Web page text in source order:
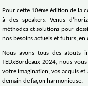
Pour cette 10ème édition de la
à des speakers. Venus
méthodes et solutions pour
nos besoins actuels et futurs, en
Nous avons tous des atouts
TEDxBordeaux 2024, nous
votre imagination, vos acquis
demain de façon harmonieuse.